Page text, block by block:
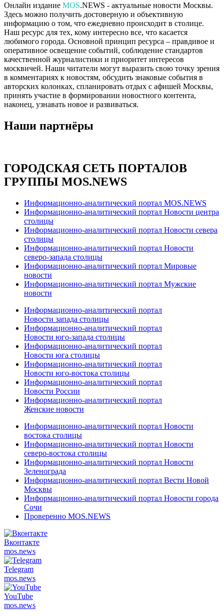
Онлайн издание MOS.NEWS - актуальные новости Москвы.
Здесь можно получить достоверную и объективную
информацию о том, что ежедневно происходит в столице.
Наш ресурс для тех, кому интересно все, что касается
любимого города. Основной принцип ресурса – правдивое и
оперативное освещение событий, соблюдение стандартов
качественной журналистики и приоритет интересов
москвичей. Наши читатели могут выразить свою точку зрения
в комментариях к новостям, обсудить знаковые события в
авторских колонках, спланировать отдых с афишей Москвы,
принять участие в формировании новостного контента,
наконец, узнавать новое и развиваться.
Наши партнёры
ГОРОДСКАЯ СЕТЬ ПОРТАЛОВ
ГРУППЫ MOS.NEWS
Информационно-аналитический портал MOS.NEWS
Информационно-аналитический портал Новости центра
столицы
Информационно-аналитический портал Новости севера
столицы
Информационно-аналитический портал Новости
северо-запада столицы
Информационно-аналитический портал Мировые
новости
Информационно-аналитический портал Мужские
новости
Информационно-аналитический портал
Новости запада столицы
Информационно-аналитический портал
Новости юго-запада столицы
Информационно-аналитический портал
Новости юга столицы
Информационно-аналитический портал
Новости юго-востока столицы
Информационно-аналитический портал
Новости России
Информационно-аналитический портал
Женские новости
Информационно-аналитический портал Новости
востока столицы
Информационно-аналитический портал Новости
северо-востока столицы
Информационно-аналитический портал Новости
Зеленограда
Информационно-аналитический портал Вести Новой
Москвы
Информационно-аналитический портал Новости города
Сочи
Проверенно MOS.NEWS
Вконтакте
mos.news
Telegram
mos.news
YouTube
mos.news